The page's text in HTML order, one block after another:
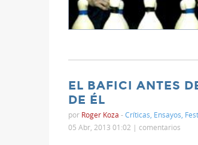
EL BAFICI ANTES
DE ÉL
por Roger Koza -Críticas Ensayos
05 Abr, 2013 01:02 | comentarios